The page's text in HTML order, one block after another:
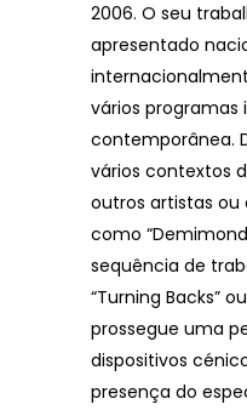
2006. O seu
apresentado
vários programas
contemporânea.
vários contextos
outros artistas
como
sequência de
“Turning Backs”
prossegue uma
dispositivos
presença do